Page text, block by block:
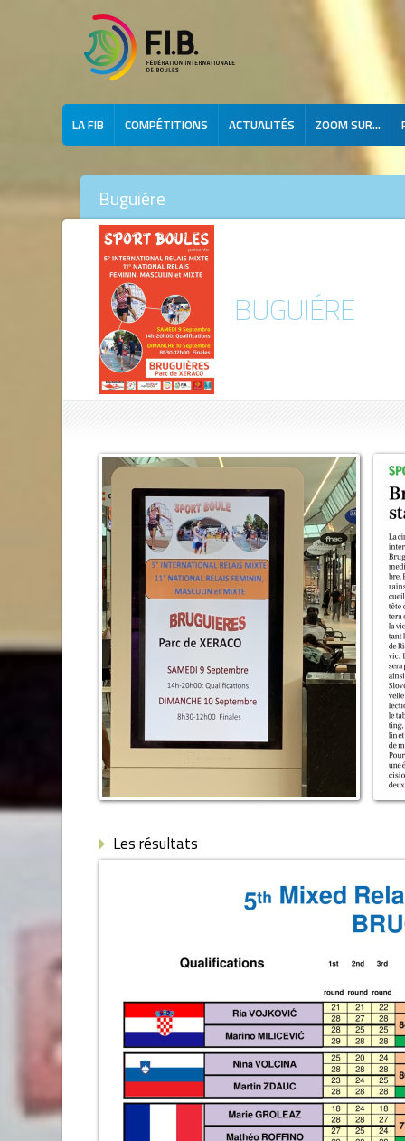
LA FIB COMPÉTITIONS ACTUALITÉS ZOOM SUR...
Buguiére
BUGUIÉRE
Les résultats